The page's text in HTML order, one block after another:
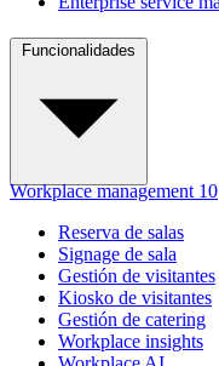
Workplace management 10
Reserva de salas
Signage de sala
Gestión de visitantes
Kiosko de visitantes
Gestión de catering
Workplace insights